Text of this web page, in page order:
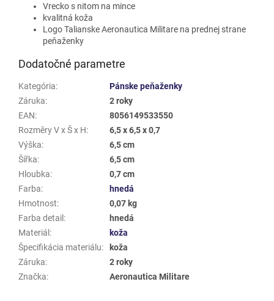
Vrecko s nitom na mince
kvalitná koža
Logo Talianske Aeronautica Militare na prednej strane
peňaženky
Dodatočné parametre
Kategória:
Pánske peňaženky
Záruka:
2 roky
EAN:
8056149533550
Rozměry V x Š x H:
6,5 x 6,5 x 0,7
Výška:
6,5 cm
Šířka:
6,5 cm
Hloubka:
0,7 cm
Farba:
hnedá
Hmotnost:
0,07 kg
Farba detail :
hnedá
Materiál :
koža
Špecifikácia materiálu:
koža
Záruka:
2 roky
Značka: Aeronautica Militare